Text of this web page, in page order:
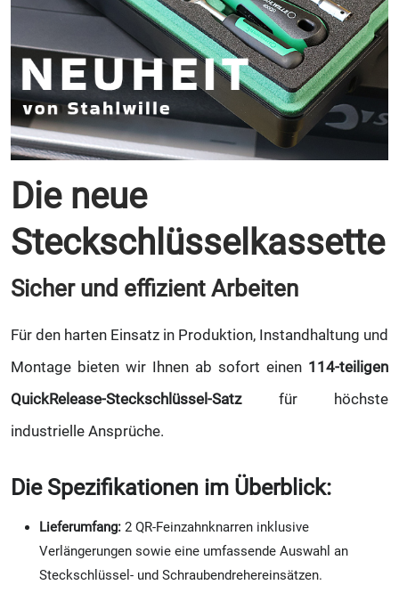
Die neue
Steckschlüsselkassette
Sicher und effizient Arbeiten
Für den harten Einsatz in Produktion, Instandhaltung und
Montage bieten wir Ihnen ab sofort einen 114-teiligen
QuickRelease-Steckschlüssel-Satzfür höchste
industrielle Ansprüche.
Die Spezifikationen im Überblick:
Lieferumfang: 2 QR-Feinzahnknarren inklusive
Verlängerungen sowie eine umfassende Auswahl an
Steckschlüssel- und Schraubendrehereinsätzen.